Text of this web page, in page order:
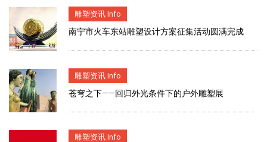
雕塑资讯 Info
南宁市火车东站雕塑设计方案征集活动圆满完成
雕塑资讯 Info
苍穹之下——回归外光条件下的户外雕塑展
雕塑资讯 Info